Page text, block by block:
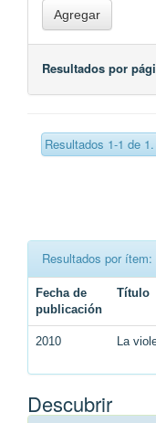
Resultados por
Resultados 1-1 de 1.
Resultados por ítem:
Fecha de
publicación
Título
2010 La
Descubrir